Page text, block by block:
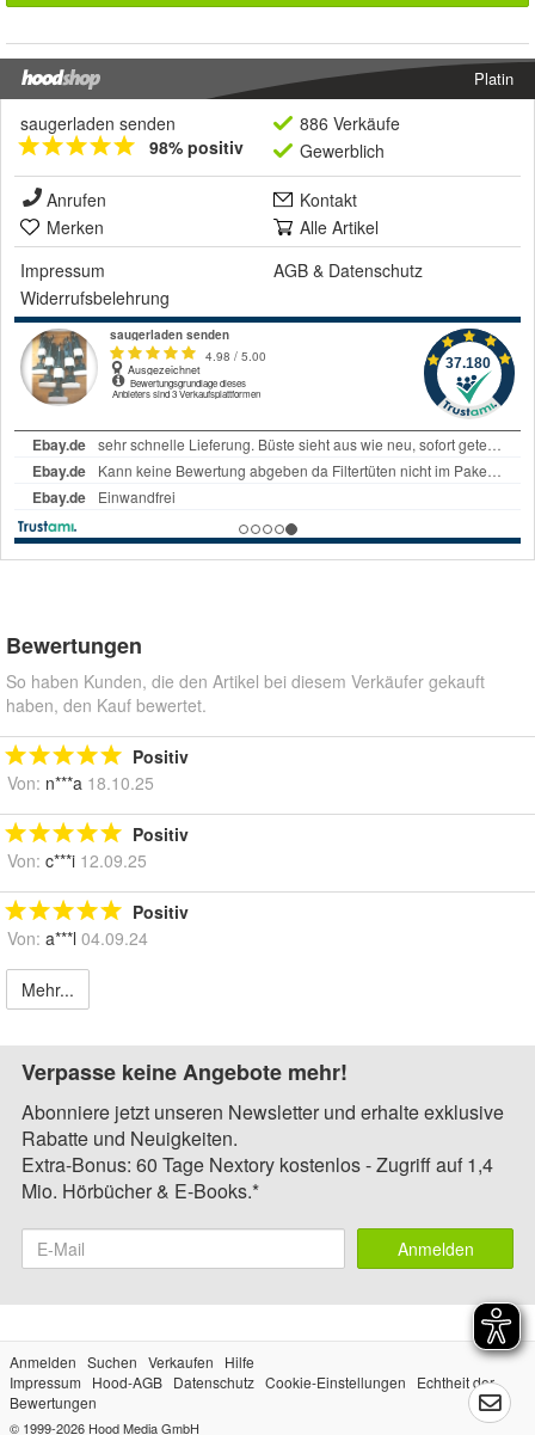
Platin
saugerladen senden
98% positiv
886 Verkäufe
Gewerblich
Anrufen
Kontakt
Merken
Alle Artikel
Impressum
AGB & Datenschutz
Widerrufsbelehrung
Bewertungen
So haben Kunden, die den Artikel bei diesem Verkäufer gekauft
haben, den Kauf bewertet.
Positiv
Von: n***a 18.10.25
Positiv
Von: c***i 12.09.25
Positiv
Von: a***l 04.09.24
Mehr...
Verpasse keine Angebote mehr!
Abonniere jetzt unseren Newsletter und erhalte exklusive
Rabatte und Neuigkeiten.
Extra-Bonus: 60 Tage Nextory kostenlos - Zugriff auf 1,4
Mio. Hörbücher & E-Books.*
Anmelden
Anmelden Suchen Verkaufen
Hilfe
Impressum
Hood-AGB Datenschutz Cookie-Einstellungen
Echtheit der
Bewertungen
© 1999-2026 Hood Media GmbH